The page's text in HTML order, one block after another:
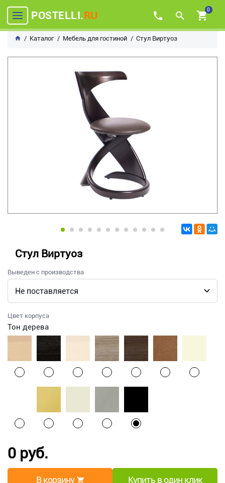
POSTELLI.RU 0
Каталог Мебель для гостиной Стул Виртуоз
Стул Виртуоз
Выведен с производства
Цвет корпуса
Тон дерева
0 руб.
В корзину Купить в один клик